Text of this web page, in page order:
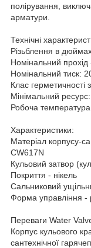
полірування,
арматури.
Технічні
Різьблення в
Номінальний
Номінальний тиск:
Клас герметичності
Мінімальний
Робоча
Характеристики:
Матеріал корпусу-
CW617N
Кульовий затвор
Покриття - нікель
Сальниковий
Форма управління -
Переваги Water
Корпус кульового
сантехнічної